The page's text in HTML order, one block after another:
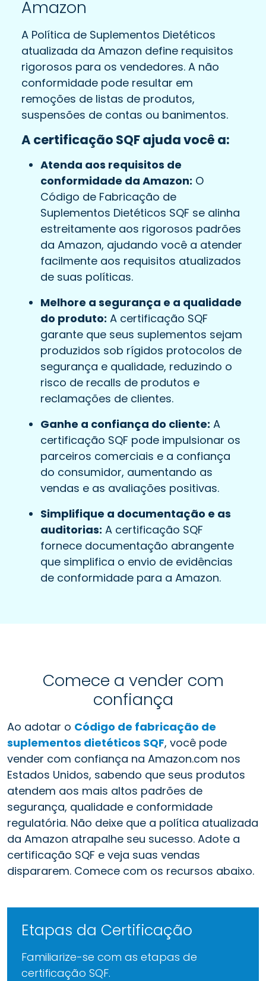
Amazon
A Política de Suplementos Dietéticos
atualizada da Amazon define requisitos
rigorosos para os vendedores. A não
conformidade pode resultar em
remoções de listas de produtos,
suspensões de contas ou banimentos.
A certificação SQF ajuda você a:
Atenda aos requisitos de
conformidade da Amazon: O
Código de Fabricação de
Suplementos Dietéticos SQF se alinha
estreitamente aos rigorosos padrões
da Amazon, ajudando você a atender
facilmente aos requisitos atualizados
de suas políticas.
Melhore a segurança e a qualidade
do produto: A certificação SQF
garante que seus suplementos sejam
produzidos sob rígidos protocolos de
segurança e qualidade, reduzindo o
risco de recalls de produtos e
reclamações de clientes.
Ganhe a confiança do cliente: A
certificação SQF pode impulsionar os
parceiros comerciais e a confiança
do consumidor, aumentando as
vendas e as avaliações positivas.
Simplifique a documentação e as
auditorias: A certificação SQF
fornece documentação abrangente
que simplifica o envio de evidências
de conformidade para a Amazon.
Comece a vender com
confiança
Ao adotar o Código de fabricação de
suplementos dietéticos SQF, você pode
vender com confiança na Amazon.com nos
Estados Unidos, sabendo que seus produtos
atendem aos mais altos padrões de
segurança, qualidade e conformidade
regulatória. Não deixe que a política atualizada
da Amazon atrapalhe seu sucesso. Adote a
certificação SQF e veja suas vendas
dispararem. Comece com os recursos abaixo.
Etapas da Certificação
Familiarize-se com as etapas de
certificação SQF.